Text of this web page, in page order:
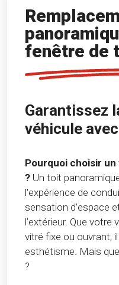
fenêtre de
Garantissez
véhicule
Pourquoi choisir
? Un toit
l'expérience de
sensation d’espace
l’extérieur. Que votre
vitré fixe ou ouvrant,
esthétisme. Mais
?